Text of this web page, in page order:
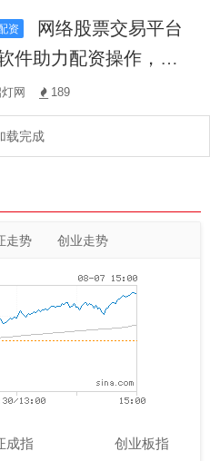
资
件助力配资操作，轻
资金放大与股市盈利
灯网 189
载完成
走势 创业走势
成指 创业板指